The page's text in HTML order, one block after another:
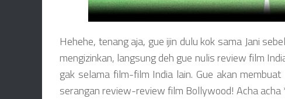
Hehehe, tenang aja, gue ijin dulu kok sama Jani
mengizinkan, langsung deh gue nulis review film
gak selama film-film India lain. Gue akan
serangan review-review film Bollywood! Acha acha